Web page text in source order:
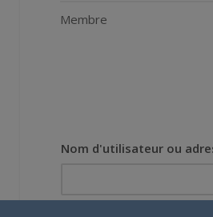
Membre
Nom d'utilisateur ou